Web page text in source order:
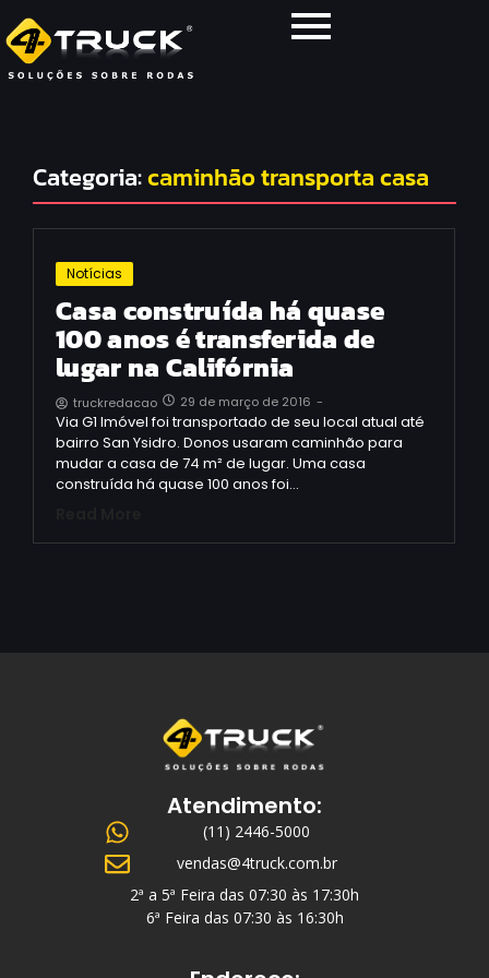
Categoria:caminhão transporta casa
Notícias
Casa construída há quase
100 anos é transferida de
lugar na Califórnia
truckredacao 29 de março de 2016 -
Via G1 Imóvel foi transportado de seu local atual até
bairro San Ysidro. Donos usaram caminhão para
mudar a casa de 74 m² de lugar. Uma casa
construída há quase 100 anos foi…
Atendimento:
(11) 2446-5000
vendas@4truck.com.br
2ª a 5ª Feira das 07:30 às 17:30h
6ª Feira das 07:30 às 16:30h